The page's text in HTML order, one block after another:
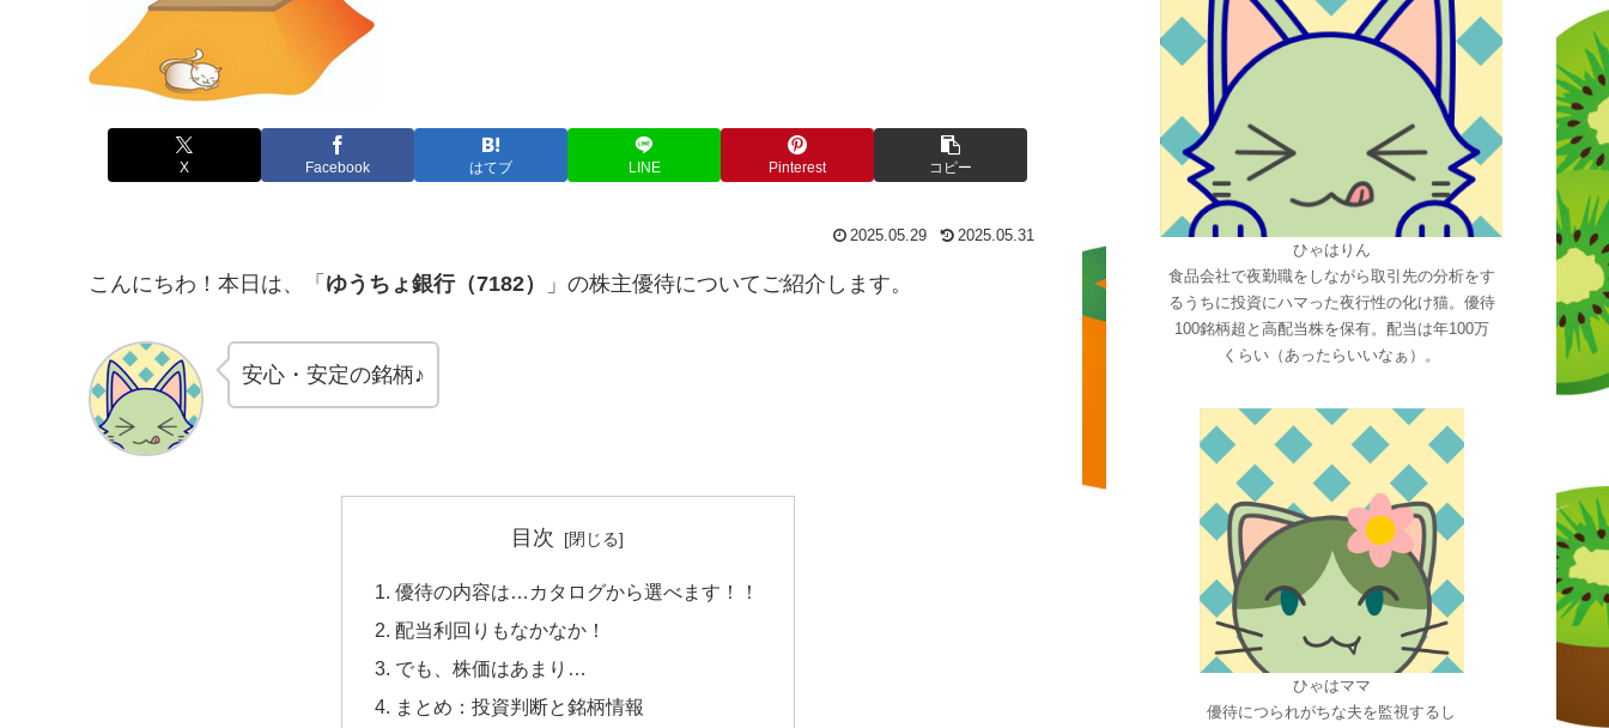
X Facebook はてブ LINE Pinterest コピー
2025.05.29 2025.05.31
こんにちわ！本日は、「 ゆうちょ銀行（7182） 」の株主優待についてご紹介します。
安心・安定の銘柄♪
目次
優待の内容は…カタログから選べます！！
配当利回りもなかなか！
でも、株価はあまり…
まとめ：投資判断と銘柄情報
ひゃはりん
食品会社で夜勤職をしながら取引先の分析をす
るうちに投資にハマった夜行性の化け猫。優待
100銘柄超と高配当株を保有。配当は年100万
くらい（あったらいいなぁ）。
ひゃはママ
優待につられがちな夫を監視するし